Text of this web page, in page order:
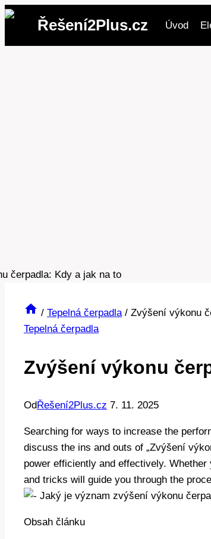
Přeskočit
obsah
Řešení2Plus.cz Úvod
/ Tepelná čerpadla / Zvýšení výkonu
Tepelná čerpadla
Zvýšení výkonu
OdŘešení2Plus.cz 7. 11. 2025
Searching for ways to increase the
discuss the ins and outs of „Zvýšení
power efficiently and effectively.
and tricks will guide you through the
Obsah článku